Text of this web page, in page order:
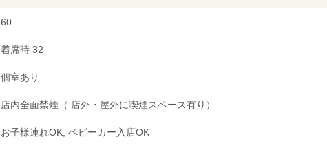
60
着席時 32
個室あり
店内全面禁煙（ 店外・屋外に喫煙スペース有り）
お子様連れOK, ベビーカー入店OK